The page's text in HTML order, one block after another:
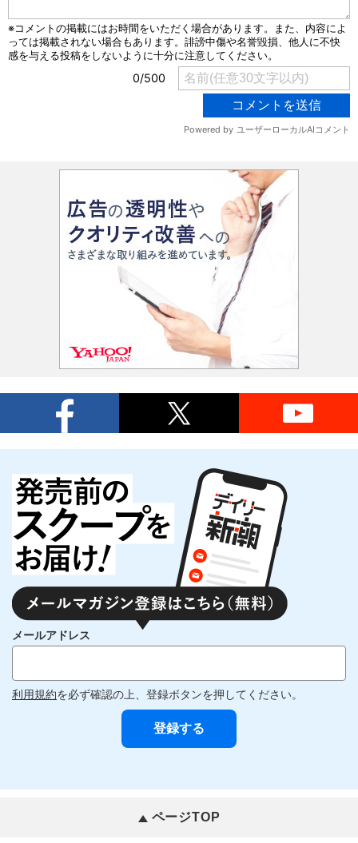
メールアドレス
利用規約を必ず確認の上、登録ボタンを押してください。
ページTOP